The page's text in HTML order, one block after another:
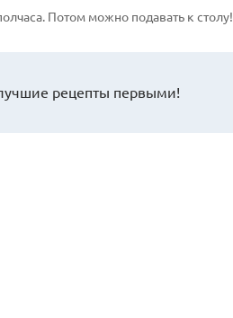
Потом можно подавать к столу!
рецепты первыми!